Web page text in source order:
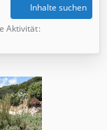
Inhalte suchen
Aktivität